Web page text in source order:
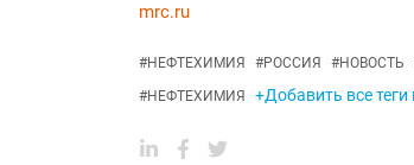
mrc.ru
#НЕФТЕХИМИЯ #РОССИЯ #НОВОСТЬ
#НЕФТЕХИМИЯ +Добавить все